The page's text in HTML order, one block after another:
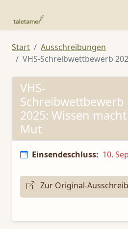
Start
Ausschreibungen
VHS-Schreibwettbewerb
VHS-
Schreibwettbewerb
2025: Wissen macht
Mut
Einsendeschluss: 10.
Zur Original-